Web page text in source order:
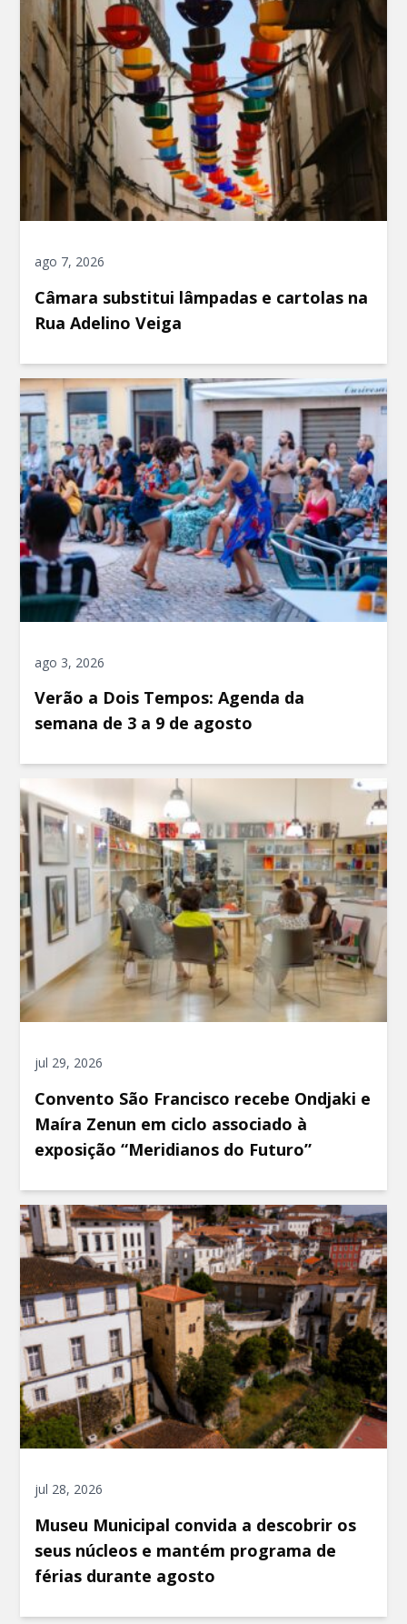
ago 7, 2026
Câmara substitui lâmpadas e cartolas na
Rua Adelino Veiga
ago 3, 2026
Verão a Dois Tempos: Agenda da
semana de 3 a 9 de agosto
jul 29, 2026
Convento São Francisco recebe Ondjaki e
Maíra Zenun em ciclo associado à
exposição “Meridianos do Futuro”
jul 28, 2026
Museu Municipal convida a descobrir os
seus núcleos e mantém programa de
férias durante agosto